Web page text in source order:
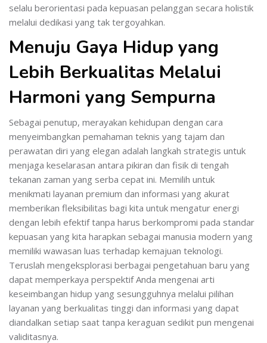
selalu berorientasi pada kepuasan pelanggan secara holistik
melalui dedikasi yang tak tergoyahkan.
Menuju Gaya Hidup yang
Lebih Berkualitas Melalui
Harmoni yang Sempurna
Sebagai penutup, merayakan kehidupan dengan cara
menyeimbangkan pemahaman teknis yang tajam dan
perawatan diri yang elegan adalah langkah strategis untuk
menjaga keselarasan antara pikiran dan fisik di tengah
tekanan zaman yang serba cepat ini. Memilih untuk
menikmati layanan premium dan informasi yang akurat
memberikan fleksibilitas bagi kita untuk mengatur energi
dengan lebih efektif tanpa harus berkompromi pada standar
kepuasan yang kita harapkan sebagai manusia modern yang
memiliki wawasan luas terhadap kemajuan teknologi.
Teruslah mengeksplorasi berbagai pengetahuan baru yang
dapat memperkaya perspektif Anda mengenai arti
keseimbangan hidup yang sesungguhnya melalui pilihan
layanan yang berkualitas tinggi dan informasi yang dapat
diandalkan setiap saat tanpa keraguan sedikit pun mengenai
validitasnya.